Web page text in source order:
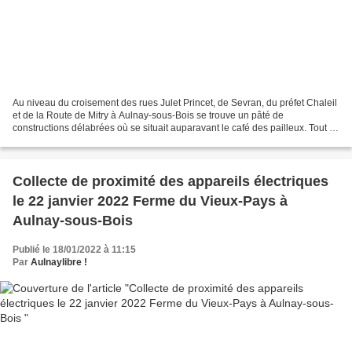
Au niveau du croisement des rues Julet Princet, de Sevran, du préfet Chaleil
et de la Route de Mitry à Aulnay-sous-Bois se trouve un pâté de
constructions délabrées où se situait auparavant le café des pailleux. Tout le
Collecte de proximité des appareils électriques
le 22 janvier 2022 Ferme du Vieux-Pays à
Aulnay-sous-Bois
Publié le 18/01/2022 à 11:15
Par Aulnaylibre !